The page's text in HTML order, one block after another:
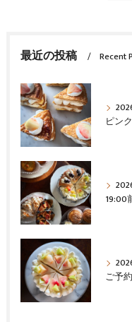
最近の投稿 Recent
19:00
ご予